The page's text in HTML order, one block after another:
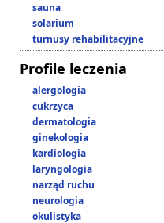
sauna
solarium
turnusy rehabilitacyjne
Profile leczenia
alergologia
cukrzyca
dermatologia
ginekologia
kardiologia
laryngologia
narząd ruchu
neurologia
okulistyka